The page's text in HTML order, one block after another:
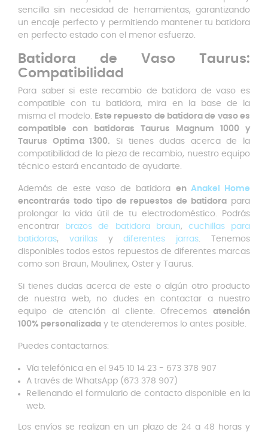
sencilla sin necesidad de herramientas, garantizando
un encaje perfecto y permitiendo mantener tu batidora
en perfecto estado con el menor esfuerzo.
Batidora de Vaso Taurus:
Compatibilidad
Para saber si este recambio de batidora de vaso es
compatible con tu batidora, mira en la base de la
misma el modelo. Este repuesto de batidora de vaso es
compatible con batidoras Taurus Magnum 1000 y
Taurus Optima 1300. Si tienes dudas acerca de la
compatibilidad de la pieza de recambio, nuestro equipo
técnico estará encantado de ayudarte.
Además de este vaso de batidora en Anakel Home
encontrarás todo tipo de repuestos de batidora para
prolongar la vida útil de tu electrodoméstico. Podrás
encontrar
brazos de batidora braun, cuchillas para
batidoras, varillasydiferentes jarras. Tenemos
disponibles todos estos repuestos de diferentes marcas
como son Braun, Moulinex, Oster y Taurus.
Si tienes dudas acerca de este o algún otro producto
de nuestra web, no dudes en contactar a nuestro
equipo de atención al cliente. Ofrecemos atención
100% personalizada y te atenderemos lo antes posible.
Puedes contactarnos:
Vía telefónica en el 945 10 14 23 - 673 378 907
A través de WhatsApp (673 378 907)
Rellenando el formulario de contacto disponible en la
web.
Los envíos se realizan en un plazo de 24 a 48 horas y